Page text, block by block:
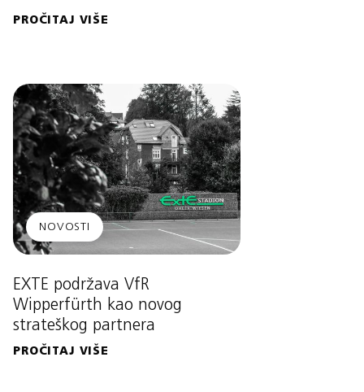
PROČITAJ VIŠE
NOVOSTI
EXTE podržava VfR
Wipperfürth kao novog
strateškog partnera
PROČITAJ VIŠE